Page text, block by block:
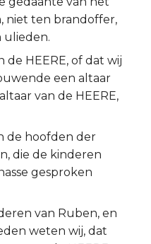
niet ten brandoffer,
ulieden.
HEERE, of dat wij
een altaar
van de HEERE,
de hoofden der
die de kinderen
gesproken
van Ruben, en
weten wij, dat